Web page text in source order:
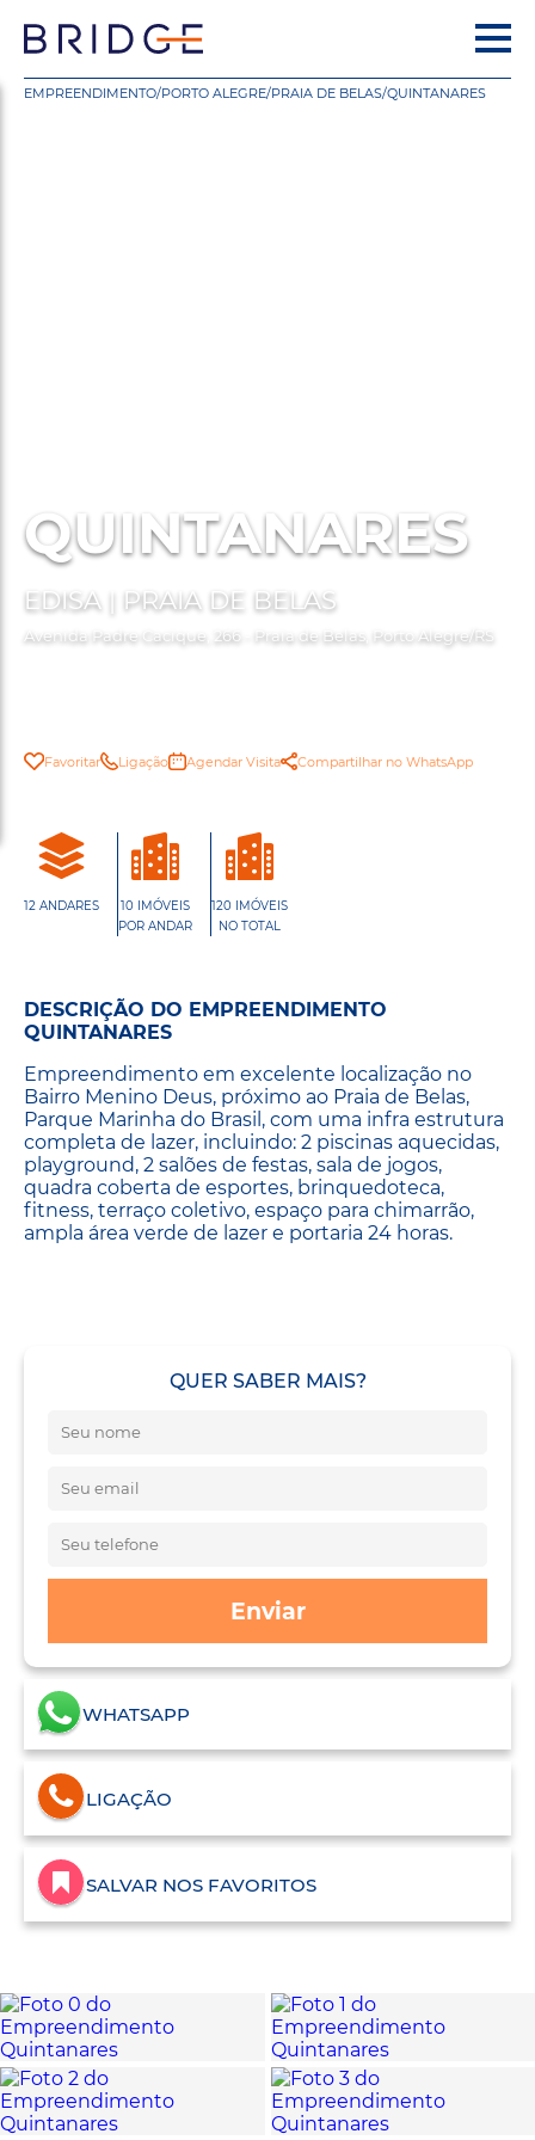
EMPREENDIMENTO/PORTO ALEGRE/PRAIA DE BELAS/QUINTANARES
QUINTANARES
EDISA | PRAIA DE BELAS
Avenida Padre Cacique, 266 - Praia de Belas, Porto Alegre/RS
Favoritar Ligação Agendar Visita Compartilhar no WhatsApp
12 ANDARES
10 IMÓVEIS
POR ANDAR
120 IMÓVEIS
NO TOTAL
DESCRIÇÃO DO EMPREENDIMENTO
QUINTANARES
Empreendimento em excelente localização no
Bairro Menino Deus, próximo ao Praia de Belas,
Parque Marinha do Brasil, com uma infra estrutura
completa de lazer, incluindo: 2 piscinas aquecidas,
playground, 2 salões de festas, sala de jogos,
quadra coberta de esportes, brinquedoteca,
fitness, terraço coletivo, espaço para chimarrão,
ampla área verde de lazer e portaria 24 horas.
QUER SABER MAIS?
Enviar
WHATSAPP
LIGAÇÃO
SALVAR NOS FAVORITOS